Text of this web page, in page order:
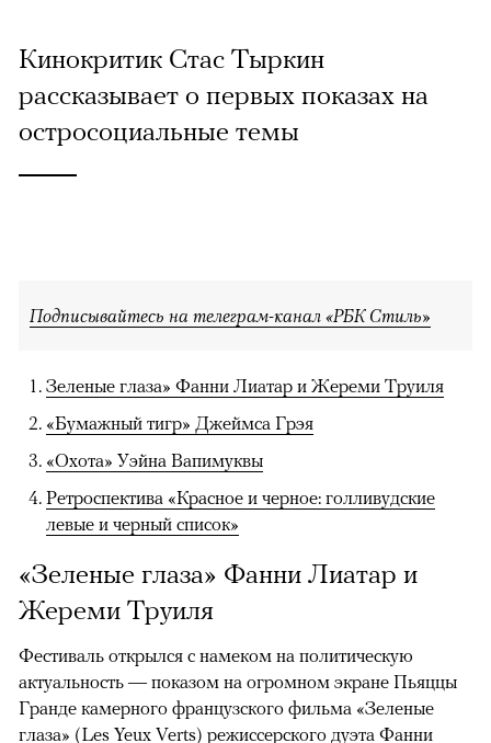
Кинокритик Стас Тыркин
рассказывает о первых показах на
остросоциальные темы
Подписывайтесь на телеграм-канал «РБК Стиль»
Зеленые глаза» Фанни Лиатар и Жереми Труиля
«Бумажный тигр» Джеймса Грэя
«Охота» Уэйна Вапимуквы
Ретроспектива «Красное и черное: голливудские
левые и черный список»
«Зеленые глаза» Фанни Лиатар и
Жереми Труиля
Фестиваль открылся с намеком на политическую
актуальность — показом на огромном экране Пьяццы
Гранде камерного французского фильма «Зеленые
глаза» (Les Yeux Verts) режиссерского дуэта Фанни